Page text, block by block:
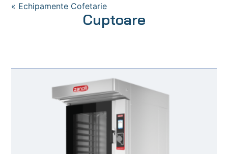
« Echipamente Cofetarie
Cuptoare